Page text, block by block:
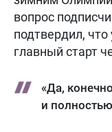
вопрос
подтвердил,
главный старт
«Да,
и